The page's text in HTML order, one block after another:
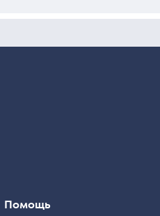
Помощь